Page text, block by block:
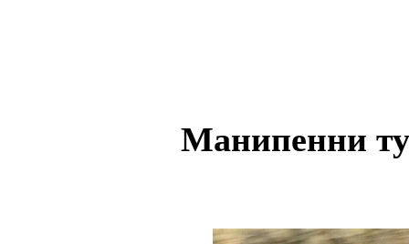
Манипенни